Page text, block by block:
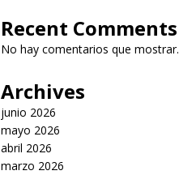
Recent Comments
No hay comentarios que mostrar.
Archives
junio 2026
mayo 2026
abril 2026
marzo 2026